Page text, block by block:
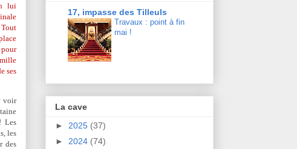
lui
ses
voir
Les
les
des
17, impasse des Tilleuls
Travaux : point à fin
mai !
La cave
► 2025 (37)
► 2024 (74)